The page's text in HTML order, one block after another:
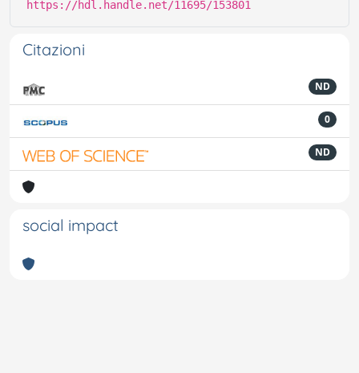
https://hdl.handle.net/11695/153801
Citazioni
ND
0
ND
social impact